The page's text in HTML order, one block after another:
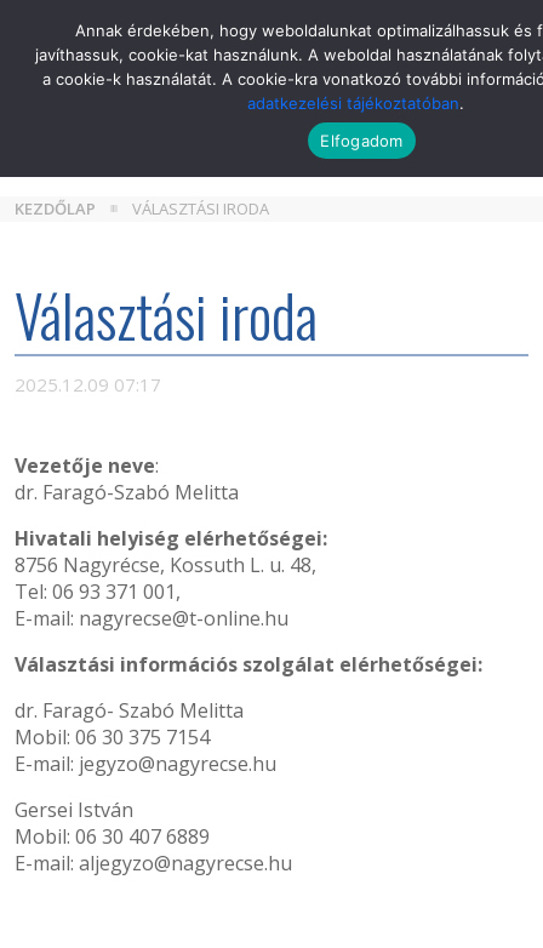
KEZDŐLAP VÁLASZTÁSI IRODA
Választási iroda
2025.12.09 07:17
Vezetője neve:
dr. Faragó-Szabó Melitta
Hivatali helyiség elérhetőségei:
8756 Nagyrécse, Kossuth L. u. 48,
Tel: 06 93 371 001,
E-mail: nagyrecse@t-online.hu
Választási információs szolgálat elérhetőségei:
dr. Faragó- Szabó Melitta
Mobil: 06 30 375 7154
E-mail: jegyzo@nagyrecse.hu
Gersei István
Mobil: 06 30 407 6889
E-mail: aljegyzo@nagyrecse.hu
Annak érdekében, hogy weboldalunkat optimalizálhassuk és
javíthassuk, cookie-kat használunk. A weboldal használatának
a cookie-k használatát. A cookie-kra vonatkozó további
adatkezelési tájékoztatóban.
Elfogadom